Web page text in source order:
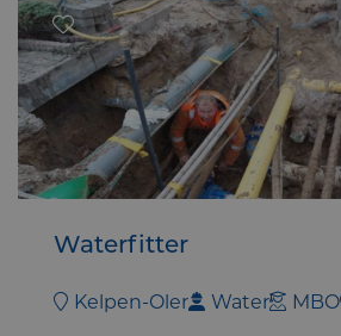
Waterfitter
Kelpen-Oler Water MBO